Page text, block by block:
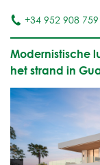
+34 952 908 759
Modernistische
het strand in